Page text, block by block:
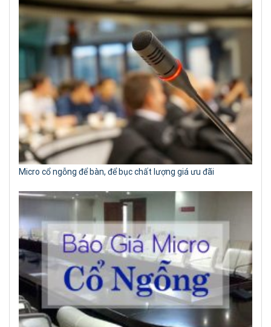
Micro cổ ngỗng để bàn, để bục chất lượng giá ưu đãi